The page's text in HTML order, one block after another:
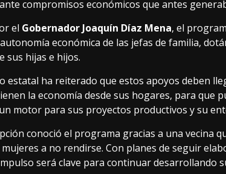
compromisos económicos que antes
el Gobernador Joaquín Díaz Mena, el
económica de las jefas de familia,
sus hijas e hijos.
estatal ha reiterado que estos apoyos deben
la economía desde sus hogares, para que
motor para sus proyectos productivos y su
conoció el programa gracias a una vecina
a no rendirse. Con planes de seguir
será clave para continuar desarrollando